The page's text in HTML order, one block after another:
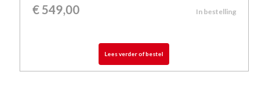
€549,00 In bestelling
Lees verder of bestel